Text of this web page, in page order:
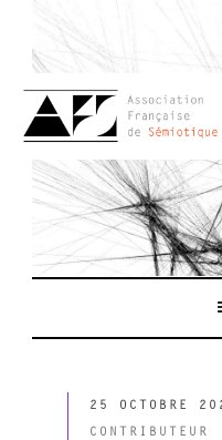
contenu
PUBLIÉ
LE
25 OCTOBRE
CONTRIBUTEUR